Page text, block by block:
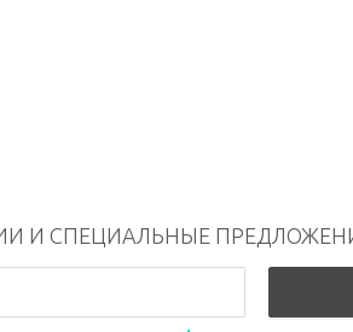
И СПЕЦИАЛЬНЫЕ